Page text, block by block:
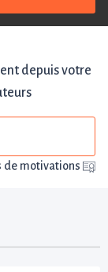
depuis votre
de motivations